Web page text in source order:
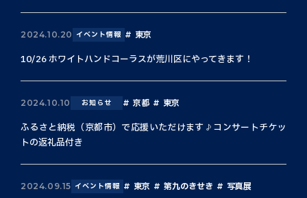
2024.10.20 イベント情報 東京
10/26 ホワイトハンドコーラスが荒川区にやってきます！
2024.10.10 お知らせ 京都 東京
ふるさと納税（京都市）で応援いただけます♪コンサートチケッ
トの返礼品付き
2024.09.15 イベント情報 東京 第九のきせき 写真展